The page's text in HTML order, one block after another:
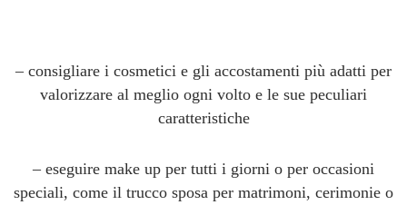
– consigliare i cosmetici e gli accostamenti più adatti per
valorizzare al meglio ogni volto e le sue peculiari
caratteristiche
– eseguire make up per tutti i giorni o per occasioni
speciali, come il trucco sposa per matrimoni, cerimonie o